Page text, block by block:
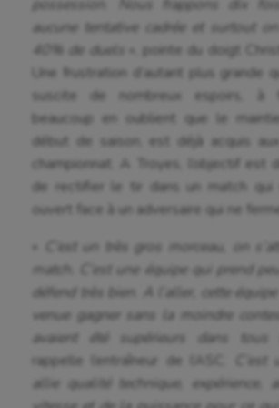
possession. Nous frappons dix
aucune tentative cadrée et surtout
40% de duels
», pointe du doigt
Une frustration d’autant plus grande
suscite de nombreux espoirs,
beaucoup en oublient que le
début de saison, est déjà acquis
championnat. A Troyes, l’objectif est
de rectifier le tir dans un match qui
ouvert face à un adversaire qui ne
C’est un très gros morceau, on
match. C’est une équipe qui prend
défend très bien. A l’aller, cette
venue gagner sans la moindre
avaient été supérieurs dans tous
rappelle l’entraîneur de l’ASC.
allie qualité technique, expérience,